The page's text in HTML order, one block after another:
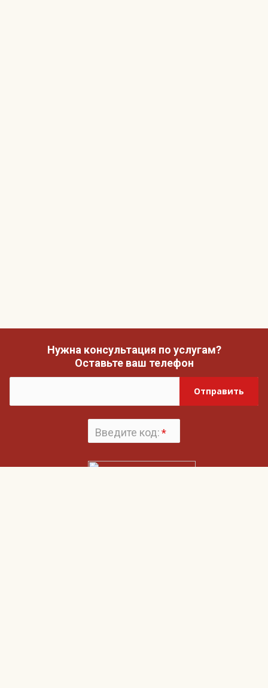
Нужна консультация по услугам?
Оставьте ваш телефон
Отправить
Введите код:*